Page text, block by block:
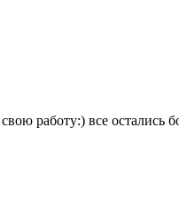
работу:) все остались